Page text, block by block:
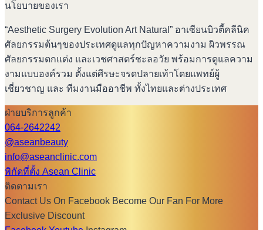
นโยบายของเรา
“Aesthetic Surgery Evolution Art Natural” อาเซียนบิวตี้คลีนิค
ศัลยกรรมต้นๆของประเทศดูแลทุกปัญหาความงาม ผิวพรรณ
ศัลยกรรมตกแต่ง และเวชศาสตร์ชะลอวัย พร้อมการดูแลความ
งามแบบองค์รวม ตั้งแต่ศีรษะจรดปลายเท้าโดยแพทย์ผู้
เชี่ยวชาญ และ ทีมงานมืออาชีพ ทั้งไทยและต่างประเทศ
ฝ่ายบริการลูกค้า
064-2642242
@aseanbeauty
info@aseanclinic.com
พิกัดที่ตั้ง Asean Clinic
ติดตามเรา
Contact Us On Facebook Become Our Fan For More
Exclusive Discount